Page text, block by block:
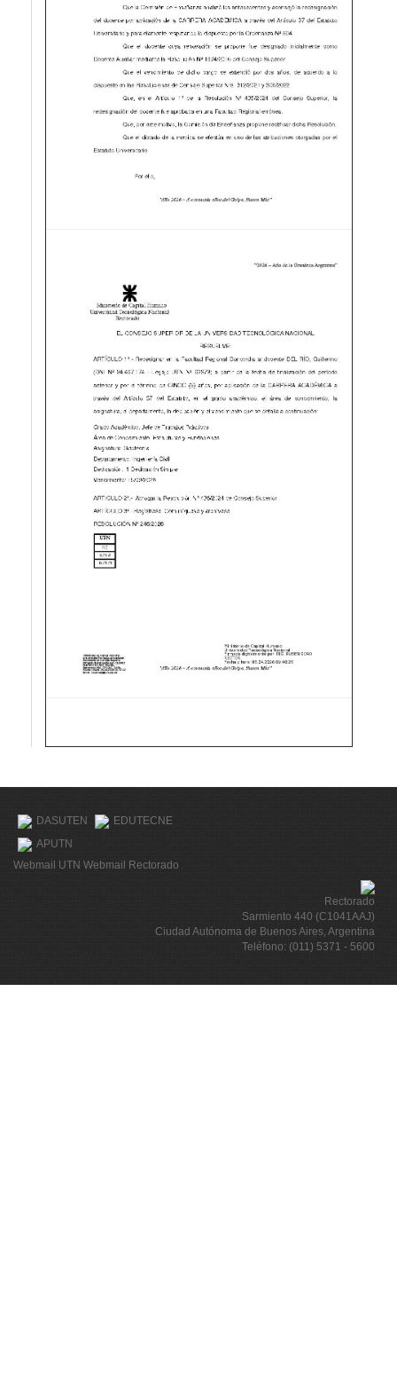
DASUTEN
EDUTECNE
APUTN
Webmail UTN Webmail Rectorado
Rectorado
Sarmiento 440 (C1041AAJ)
Ciudad Autónoma de Buenos Aires, Argentina
Teléfono: (011) 5371 - 5600